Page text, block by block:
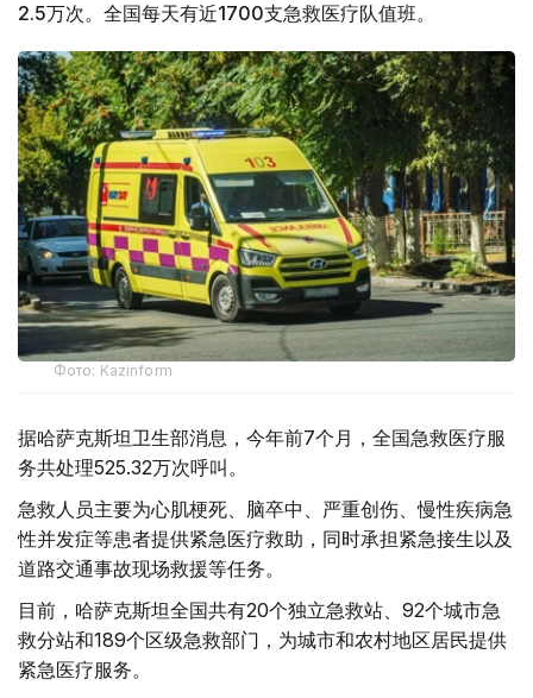
2.5万次。全国每天有近1700支急救医疗队值班。
Фото: Kazinform
据哈萨克斯坦卫生部消息，今年前7个月，全国急救医疗服
务共处理525.32万次呼叫。
急救人员主要为心肌梗死、脑卒中、严重创伤、慢性疾病急
性并发症等患者提供紧急医疗救助，同时承担紧急接生以及
道路交通事故现场救援等任务。
目前，哈萨克斯坦全国共有20个独立急救站、92个城市急
救分站和189个区级急救部门，为城市和农村地区居民提供
紧急医疗服务。